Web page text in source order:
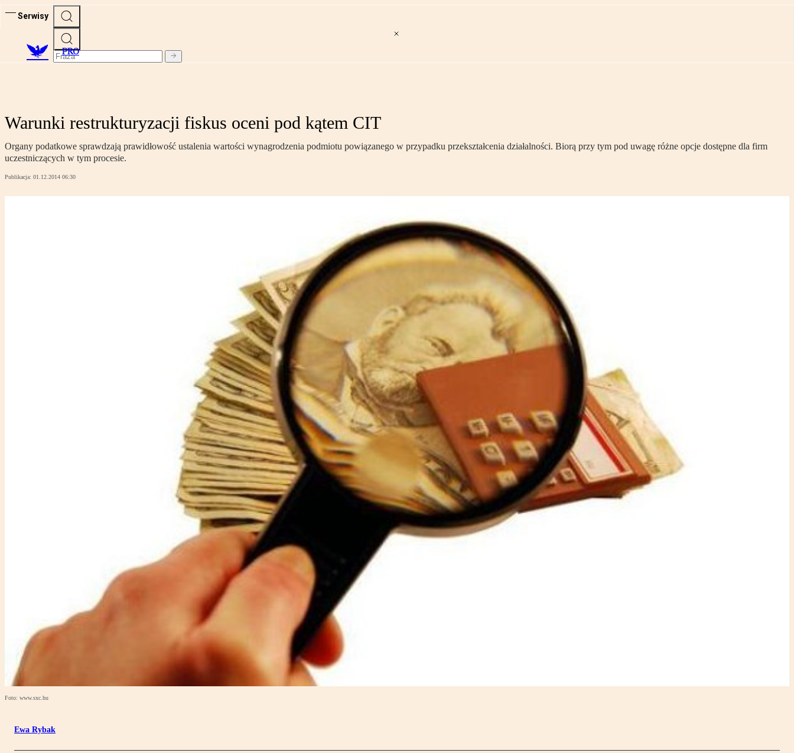
Serwisy
PRO
Warunki restrukturyzacji fiskus oceni pod kątem CIT
Organy podatkowe sprawdzają prawidłowość ustalenia wartości wynagrodzenia podmiotu powiązanego w przypadku przekształcenia działalności. Biorą przy tym pod uwagę różne opcje dostępne dla firm
uczestniczących w tym procesie.
Publikacja: 01.12.2014 06:30
Foto: www.sxc.hu
Ewa Rybak